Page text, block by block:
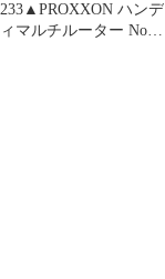
233▲PROXXON ハンデ
ィマルチルーター No